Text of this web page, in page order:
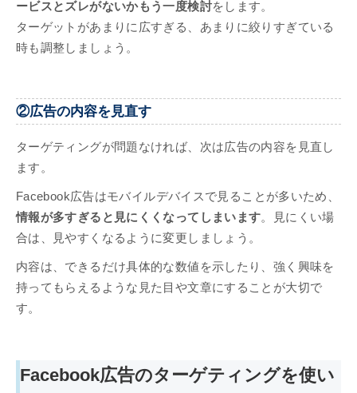
ービスとズレがないかもう一度検討をします。
ターゲットがあまりに広すぎる、あまりに絞りすぎている
時も調整しましょう。
②広告の内容を見直す
ターゲティングが問題なければ、次は広告の内容を見直し
ます。
Facebook広告はモバイルデバイスで見ることが多いため、
情報が多すぎると見にくくなってしまいます。見にくい場
合は、見やすくなるように変更しましょう。
内容は、できるだけ具体的な数値を示したり、強く興味を
持ってもらえるような見た目や文章にすることが大切で
す。
Facebook広告のターゲティングを使い